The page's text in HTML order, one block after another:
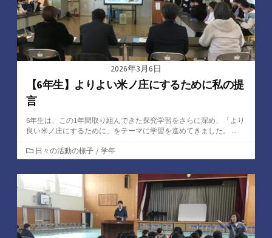
2026年3月6日
【6年生】よりよい米ノ庄にするために私の提
言
6年生は、この1年間取り組んできた探究学習をさらに深め、「より
良い米ノ庄にするために」をテーマに学習を進めてきました。 ...
カ
テ
ゴ
ー
日々の活動の様子 / 学年